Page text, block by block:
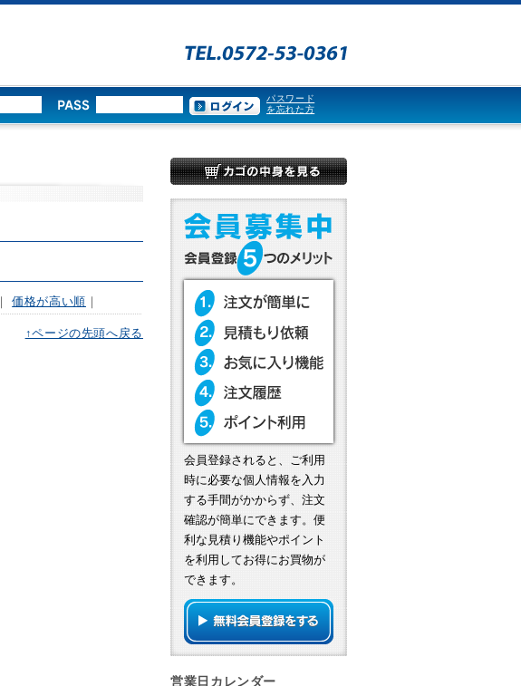
パスワード
を忘れた方
｜価格が高い順 ｜
↑ページの先頭へ戻る
会員登録されると、ご利用
時に必要な個人情報を入力
する手間がかからず、注文
確認が簡単にできます。便
利な見積り機能やポイント
を利用してお得にお買物が
できます。